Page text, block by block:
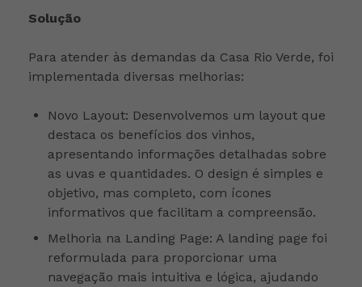
Solução
Para atender às demandas da Casa Rio Verde, foi
implementada diversas melhorias:
Novo Layout: Desenvolvemos um layout que
destaca os benefícios dos vinhos,
apresentando informações detalhadas sobre
as uvas e quantidades. O design é simples e
objetivo, mas completo, com ícones
informativos que facilitam a compreensão.
Melhoria na Landing Page: A landing page foi
reformulada para proporcionar uma
navegação mais intuitiva e lógica, ajudando